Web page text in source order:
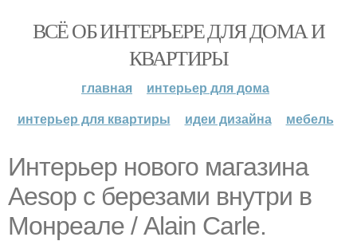
ВСЁ ОБ ИНТЕРЬЕРЕ ДЛЯ ДОМА И
КВАРТИРЫ
главная
интерьер для дома
интерьер для квартиры
идеи дизайна мебель
Интерьер нового магазина
Aesop с березами внутри в
Монреале / Alain Carle.